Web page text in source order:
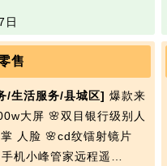
日
售
/生活服务/县城区] 爆款来
大屏 🌸双目银行级别人
人脸 🌸cd纹镭射镜片
机小峰管家远程遥…